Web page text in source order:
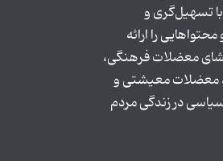
تسهیل‌گری و
را ارائه
معضلات فرهنگی،
معضلات معیشتی و
در زندگی مردم